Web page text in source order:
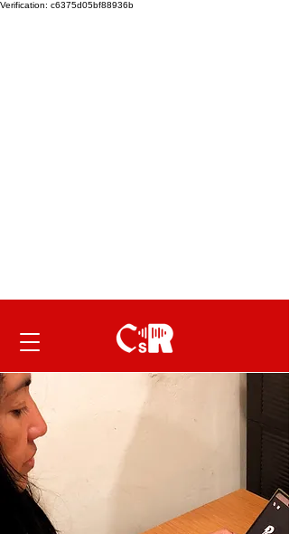
Verification: c6375d05bf88936b